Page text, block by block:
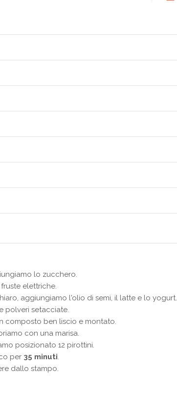
lo zucchero.
elettriche.
aggiungiamo l'olio di semi, il latte e lo yogurt.
polveri setacciate.
composto ben liscio e montato.
con una marisa.
posizionato 12 pirottini.
per 35 minuti.
dallo stampo.